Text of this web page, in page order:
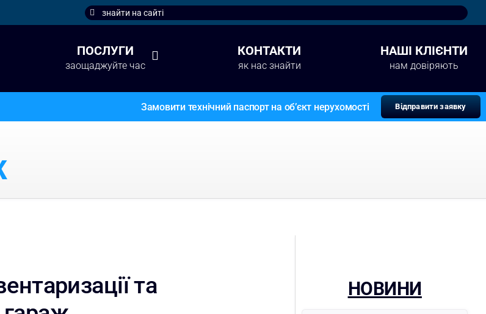
Search
ПОСЛУГИ
заощаджуйте час
КОНТАКТИ
як нас знайти
НАШІ КЛІЄНТИ
нам довіряють
Замовити технічний паспорт на об’єкт нерухомості Відправити заявку
та
НОВИНИ